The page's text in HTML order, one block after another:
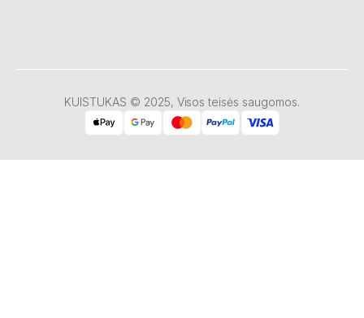
KUISTUKAS © 2025, Visos teisės saugomos.